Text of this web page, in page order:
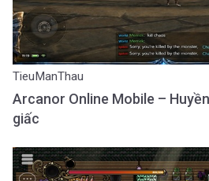
TieuManThau
Arcanor Online Mobile –
giấc